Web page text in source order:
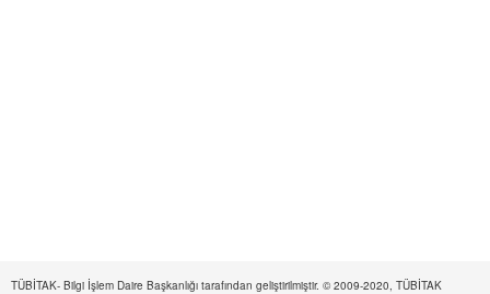
TÜBİTAK- Bilgi İşlem Daire Başkanlığı tarafından geliştirilmiştir. © 2009-2020, TÜBİTAK